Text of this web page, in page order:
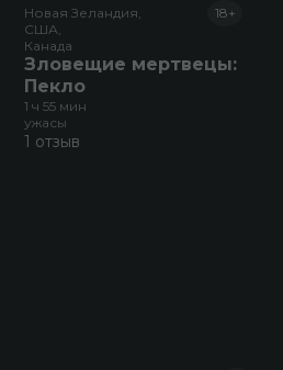
Новая Зеландия,
США,
Канада
Зловещие мертвецы:
Пекло
18+
1 ч 55 мин
ужасы
1 отзыв